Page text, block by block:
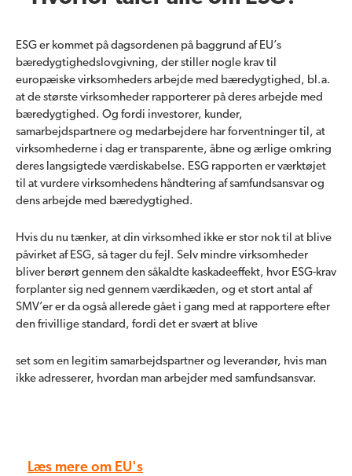
ESG er kommet på dagsordenen på baggrund af EU’s
bæredygtighedslovgivning, der stiller nogle krav til
europæiske virksomheders arbejde med bæredygtighed, bl.a.
at de største virksomheder rapporterer på deres arbejde med
bæredygtighed. Og fordi investorer, kunder,
samarbejdspartnere og medarbejdere har forventninger til, at
virksomhederne i dag er transparente, åbne og ærlige omkring
deres langsigtede værdiskabelse. ESG rapporten er værktøjet
til at vurdere virksomhedens håndtering af samfundsansvar og
dens arbejde med bæredygtighed.
Hvis du nu tænker, at din virksomhed ikke er stor nok til at blive
påvirket af ESG, så tager du fejl. Selv mindre virksomheder
bliver berørt gennem den såkaldte kaskadeeffekt, hvor ESG-krav
forplanter sig ned gennem værdikæden, og et stort antal af
SMV’er er da også allerede gået i gang med at rapportere efter
den frivillige standard, fordi det er svært at blive
set som en legitim samarbejdspartner og leverandør, hvis man
ikke adresserer, hvordan man arbejder med samfundsansvar.
Læs mere om EU's